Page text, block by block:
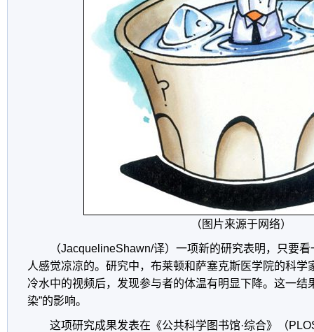
（图片来源于网络）
（JacquelineShawn/译）一项新的研究表明，只要
人感觉凉凉的。研究中，布莱顿和萨塞克斯医学院的科学
冷水中的视频后，发现参与者的体温有明显下降。这一结
染”的影响。
这项研究成果发表在《公共科学图书馆·综合》（